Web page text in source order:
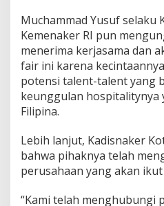
Muchammad Yusuf selaku
Kemenaker RI pun
menerima kerjasama dan
fair ini karena
potensi talent-talent yang
keunggulan hospitalitynya
Filipina.
Lebih lanjut, Kadisnaker
bahwa pihaknya telah
perusahaan yang akan
“Kami telah menghubungi